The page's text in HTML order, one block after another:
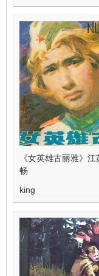
《女英雄古丽雅》
畅
king